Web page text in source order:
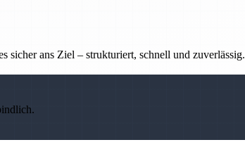
sicher ans Ziel – strukturiert, schnell und zuverlässig.